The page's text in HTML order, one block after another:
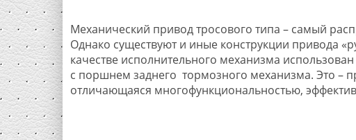
Механический привод тросового типа – самый
Однако существуют и иные конструкции привода
качестве исполнительного механизма
с поршнем заднего тормозного механизма. Это –
отличающаяся многофункциональностью,